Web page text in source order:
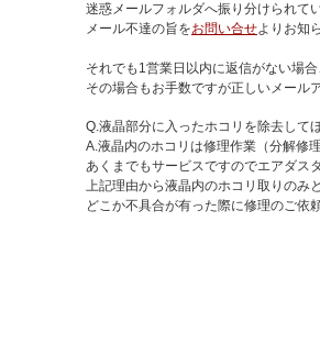
迷惑メールフォルダへ振り分けられて
メール不達の旨をお問い合せよりお知
それでも1営業日以内に返信がない場
その場合もお手数ですが正しいメール
Q.液晶部分に入ったホコリを除去して
A.液晶内のホコリは修理作業（分解修
あくまでもサービスですのでエアダス
上記理由から液晶内のホコリ取りのみ
どこか不具合が有った際に修理のご依